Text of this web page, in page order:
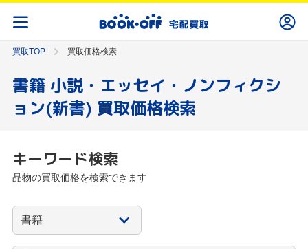
買取TOP 買取価格検索
書籍 小説・エッセイ・ノンフィクシ
ョン(新書) 買取価格検索
キーワード検索
品物の買取価格を検索できます